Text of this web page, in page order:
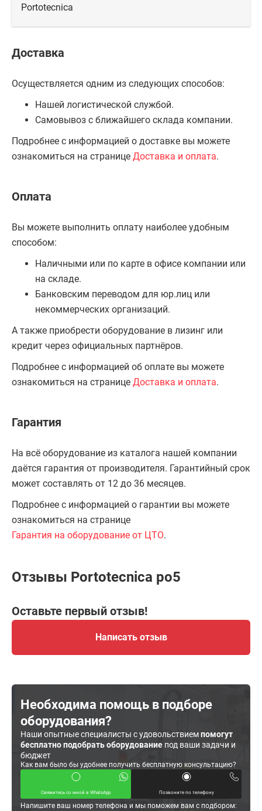
Portotecnica
Доставка
Осуществляется одним из следующих способов:
Нашей логистической службой.
Самовывоз с ближайшего склада компании.
Подробнее с информацией о доставке вы можете
ознакомиться на странице Доставка и оплата.
Оплата
Вы можете выполнить оплату наиболее удобным
способом:
Наличными или по карте в офисе компании или
на складе.
Банковским переводом для юр.лиц или
некоммерческих организаций.
А также приобрести оборудование в лизинг или
кредит через официальных партнёров.
Подробнее с информацией об оплате вы можете
ознакомиться на странице Доставка и оплата.
Гарантия
На всё оборудование из каталога нашей компании
даётся гарантия от производителя. Гарантийный срок
может составлять от 12 до 36 месяцев.
Подробнее с информацией о гарантии вы можете
ознакомиться на странице
Гарантия на оборудование от ЦТО.
Отзывы Portotecnica po5
Оставьте первый отзыв!
Написать отзыв
Необходима помощь в подборе
оборудования?
Наши опытные специалисты с удовольствиемпомогут
бесплатно подобрать оборудование под ваши задачи и
бюджет
Как вам было бы удобнее получить бесплатную консультацию?
Свяжитесь со мной в WhatsApp Позвоните по телефону
Напишите ваш номер телефона и мы поможем вам с подбором: